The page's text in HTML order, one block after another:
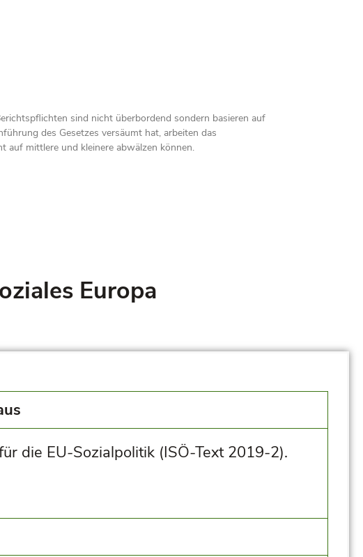
sind nicht überbordend sondern basieren auf
des Gesetzes versäumt hat, arbeiten das
mittlere und kleinere abwälzen können.
Europa
die EU-Sozialpolitik (ISÖ-Text 2019-2).